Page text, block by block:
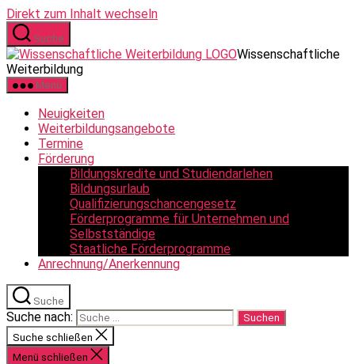
Direkt zum Inhalt wechseln
Suche
Wissenschaftliche
Weiterbildung
Menü
Neuigkeiten
Weiterbildungsangebote
Termine
Förderung
Bildungskredite und Studiendarlehen
Bildungsurlaub
Qualifizierungschancengesetz
Förderprogramme für Unternehmen und
Selbstständige
Staatliche Förderprogramme
Anrechnung/Anerkennung
Suche
Suche nach:
Suche schließen
Menü schließen